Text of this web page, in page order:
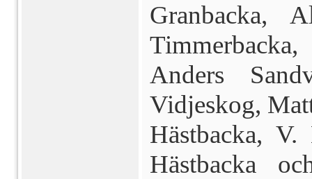
Granbacka,
An­ders
Vidjeskog,
Hästbacka,
Hästbacka